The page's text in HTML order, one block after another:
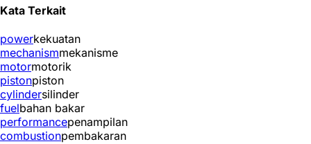
Kata Terkait
powerkekuatan
mechanismmekanisme
motormotorik
pistonpiston
cylindersilinder
fuelbahan bakar
performancepenampilan
combustionpembakaran